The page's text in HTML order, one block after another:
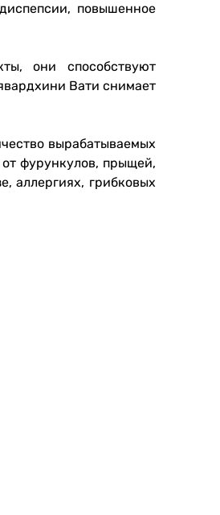
повышенное
они способствуют
Вати снимает
вырабатываемых
от фурункулов, прыщей,
аллергиях, грибковых